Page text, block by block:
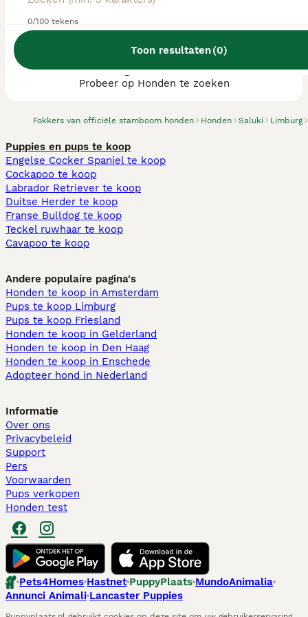
0/100 tekens
Toon resultaten(0)
Fokkers van officiële stamboom honden Honden Saluki Limburg
We hebben 0 Saluki fokkers, Landgraaf
gevonden.
Probeer op Honden te zoeken
Puppies en pups te koop
Engelse Cocker Spaniel te koop
Cockapoo te koop
Labrador Retriever te koop
Duitse Herder te koop
Franse Bulldog te koop
Teckel ruwhaar te koop
Cavapoo te koop
Andere populaire pagina's
Honden te koop in Amsterdam
Pups te koop Limburg​
Pups te koop Friesland​
Honden te koop in Gelderland
Honden te koop in Den Haag
Honden te koop in Enschede
Adopteer hond in Nederland
Informatie
Over ons
Privacybeleid
Support
Pers
Voorwaarden
Pups verkopen
Honden test
Pets4Homes Hastnet PuppyPlaats MundoAnimalia
Annunci Animali Lancaster Puppies